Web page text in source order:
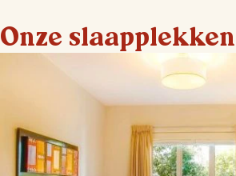
Onze slaapplekken